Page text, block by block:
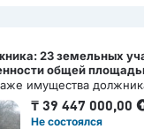
23 земельных
общей
Зерендинском
Марка, тип:
имущества
₸39 447 000,00
Не состоялся